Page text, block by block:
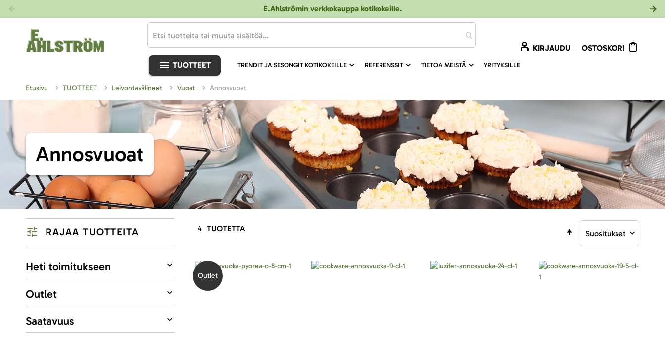
E.Ahlströmin verkkokauppa kotikokeille.
KIRJAUDU
OSTOSKORI
TUOTTEET
TRENDIT JA SESONGIT KOTIKOKEILLE REFERENSSIT TIETOA MEISTÄ YRITYKSILLE
Etusivu TUOTTEET Leivontavälineet Vuoat Annosvuoat
Annosvuoat
4 TUOTETTA
Aseta
laskevaan
Outlet
RAJAA TUOTTEITA
Listausvalinnat
Heti toimitukseen
Outlet
Saatavuus